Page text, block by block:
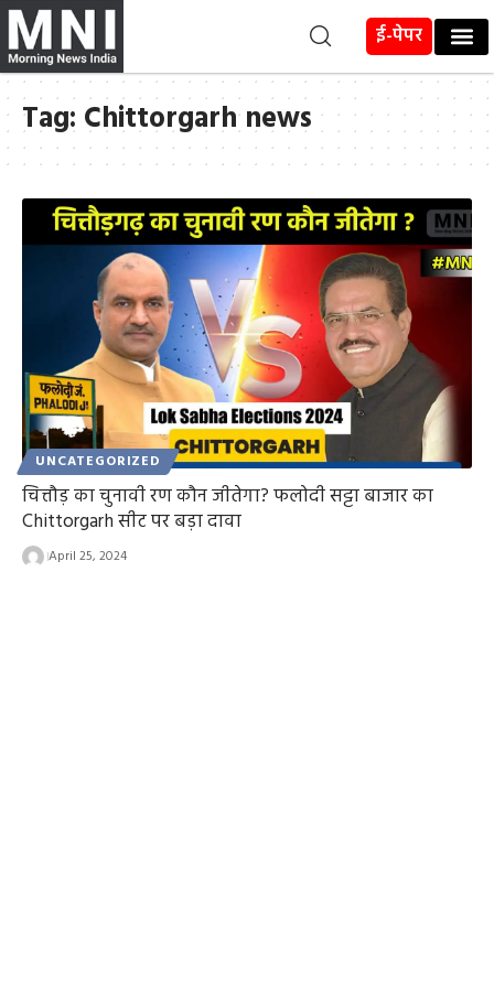
ई-पेपर
Tag: Chittorgarh news
UNCATEGORIZED
चित्तौड़ का चुनावी रण कौन जीतेगा? फलोदी सट्टा बाजार का
Chittorgarh सीट पर बड़ा दावा
April 25, 2024